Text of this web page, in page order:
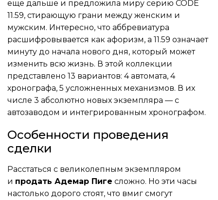
еще дальше и предложила миру серию CODE
11.59, стирающую грани между женским и
мужским. Интересно, что аббревиатура
расшифровывается как афоризм, а 11.59 означает
минуту до начала нового дня, который может
изменить всю жизнь. В этой коллекции
представлено 13 вариантов: 4 автомата, 4
хронографа, 5 усложненных механизмов. В их
числе 3 абсолютно новых экземпляра — с
автозаводом и интегрированным хронографом.
Особенности проведения
сделки
Расстаться с великолепным экземпляром
и продать Адемар Пиге сложно. Но эти часы
настолько дорого стоят, что вмиг смогут